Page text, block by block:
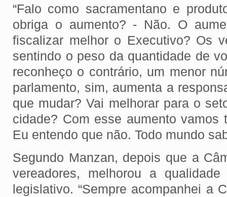
“Falo como sacramentano e
obriga o aumento? - Não. O
fiscalizar melhor o Executivo? Os
sentindo o peso da quantidade de
reconheço o contrário, um menor
parlamento, sim, aumenta a
que mudar? Vai melhorar para o
cidade? Com esse aumento vamos
Eu entendo que não. Todo mundo
Segundo Manzan, depois que a
vereadores, melhorou a
legislativo. “Sempre acompanhei a